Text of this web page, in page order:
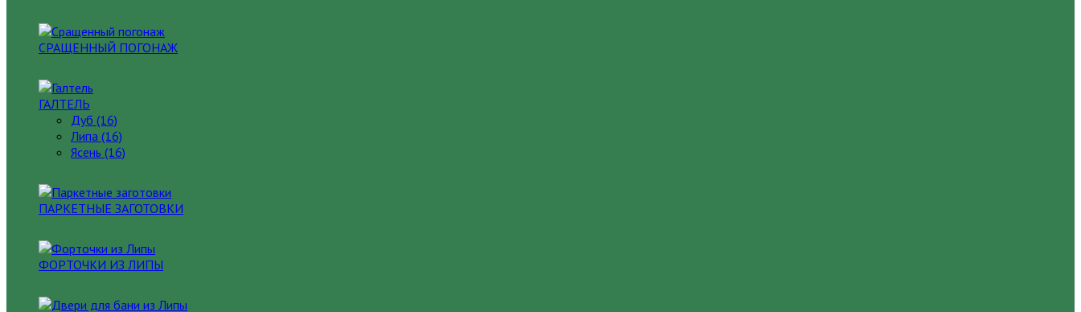
СРАЩЕННЫЙ ПОГОНАЖ
ГАЛТЕЛЬ
Дуб (16)
Липа (16)
Ясень (16)
ПАРКЕТНЫЕ ЗАГОТОВКИ
ФОРТОЧКИ ИЗ ЛИПЫ